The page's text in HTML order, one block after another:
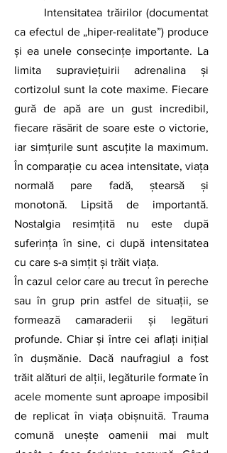
ca efectul de „hiper-realitate”) produce
şi ea unele consecințe importante. La
limita supraviețuirii adrenalina și
cortizolul sunt la cote maxime. Fiecare
gură de apă are un gust incredibil,
fiecare răsărit de soare este o victorie,
iar simțurile sunt ascuțite la maximum.
În comparație cu acea intensitate, viața
normală pare fadă, ștearsă și
monotonă. Lipsită de importantă.
Nostalgia resimţită nu este după
suferința în sine, ci după intensitatea
cu care s-a simțit și trăit viața.
În cazul celor care au trecut în pereche
sau în grup prin astfel de situaţii, se
formează camaraderii și legături
profunde. Chiar şi între cei aflaţi iniţial
în duşmănie. Dacă naufragiul a fost
trăit alături de alții, legăturile formate în
acele momente sunt aproape imposibil
de replicat în viața obișnuită. Trauma
comună unește oamenii mai mult